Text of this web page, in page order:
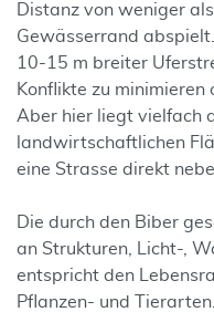
Distanz von weniger
Gewässerrand
10-15 m breiter
Konflikte zu minimieren
Aber hier liegt vielfach
landwirtschaftlichen
eine Strasse direkt
Die durch den Biber
an Strukturen, Licht-,
entspricht den
Pflanzen- und